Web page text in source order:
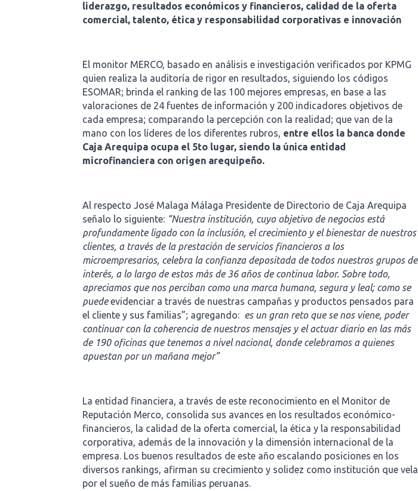
liderazgo, resultados económicos y financieros, calidad de la oferta
comercial, talento, ética y responsabilidad corporativas e innovación
El monitor MERCO, basado en análisis e investigación verificados por KPMG
quien realiza la auditoría de rigor en resultados, siguiendo los códigos
ESOMAR; brinda el ranking de las 100 mejores empresas, en base a las
valoraciones de 24 fuentes de información y 200 indicadores objetivos de
cada empresa; comparando la percepción con la realidad; que van de la
mano con los líderes de los diferentes rubros, entre ellos la banca donde
Caja Arequipa ocupa el 5to lugar, siendo la única entidad
microfinanciera con origen arequipeño.
Al respecto José Malaga Málaga Presidente de Directorio de Caja Arequipa
señalo lo siguiente: “Nuestra institución, cuyo objetivo de negocios está
profundamente ligado con la inclusión, el crecimiento y el bienestar de nuestros
clientes, a través de la prestación de servicios financieros a los
microempresarios, celebra la confianza depositada de todos nuestros grupos de
interés, a lo largo de estos más de 36 años de continua labor. Sobre todo,
apreciamos que nos perciban como una marca humana, segura y leal; como se
puedeevidenciar a través de nuestras campañas y productos pensados para
el cliente y sus familias”; agregando: es un gran reto que se nos viene, poder
continuar con la coherencia de nuestros mensajes y el actuar diario en las más
de 190 oficinas que tenemos a nivel nacional, donde celebramos a quienes
apuestan por un mañana mejor”
La entidad financiera, a través de este reconocimiento en el Monitor de
Reputación Merco, consolida sus avances en los resultados económico-
financieros, la calidad de la oferta comercial, la ética y la responsabilidad
corporativa, además de la innovación y la dimensión internacional de la
empresa. Los buenos resultados de este año escalando posiciones en los
diversos rankings, afirman su crecimiento y solidez como institución que vela
por el sueño de más familias peruanas.